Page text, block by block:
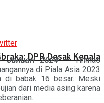
DPR Desak Kepala
Januari 2024– Timnas
di Piala Asia 2023
di babak 16 besar. Meski
dari media asing karena